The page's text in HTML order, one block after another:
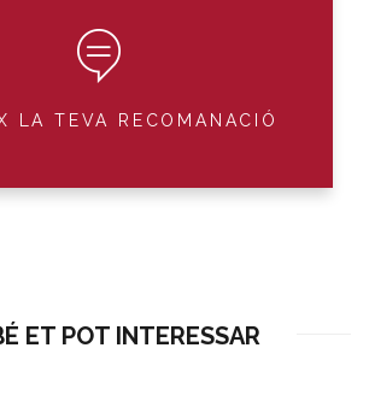
LA TEVA RECOMANACIÓ
ET POT INTERESSAR